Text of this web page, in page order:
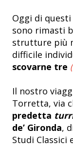
Oggi di
sono rimasti
strutture più
difficile
scovarne tre
Il nostro
Torretta, via
predetta
de’ Gironda,
Studi Classici